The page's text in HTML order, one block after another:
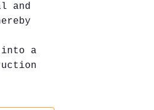
and
into a